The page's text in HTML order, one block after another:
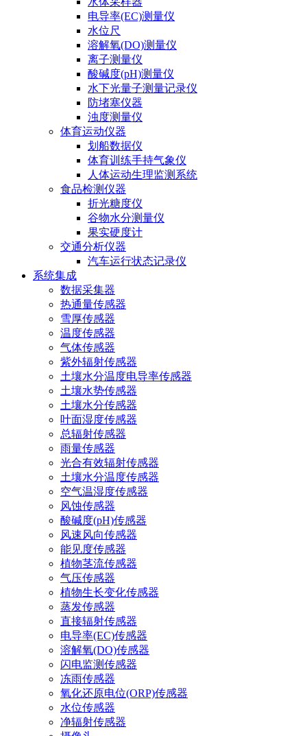
电导率(EC)测量仪
水位尺
溶解氧(DO)测量仪
离子测量仪
酸碱度(pH)测量仪
水下光量子测量记录仪
防堵塞仪器
浊度测量仪
体育运动仪器
划船数据仪
体育训练手持气象仪
人体运动生理监测系统
食品检测仪器
折光糖度仪
谷物水分测量仪
果实硬度计
交通分析仪器
汽车运行状态记录仪
系统集成
数据采集器
热通量传感器
雪厚传感器
温度传感器
气体传感器
紫外辐射传感器
土壤水分温度电导率传感器
土壤水势传感器
土壤水分传感器
叶面湿度传感器
总辐射传感器
雨量传感器
光合有效辐射传感器
土壤水分温度传感器
空气温湿度传感器
风蚀传感器
酸碱度(pH)传感器
风速风向传感器
能见度传感器
植物茎流传感器
气压传感器
植物生长变化传感器
蒸发传感器
直接辐射传感器
电导率(EC)传感器
溶解氧(DO)传感器
闪电监测传感器
冻雨传感器
氧化还原电位(ORP)传感器
水位传感器
净辐射传感器